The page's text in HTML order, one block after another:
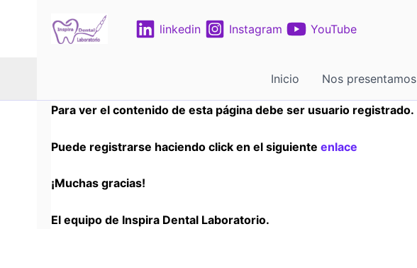
linkedin Instagram YouTube
Inicio Nos presentamos
Para ver el contenido de esta página debe ser usuario registrado.
Puede registrarse haciendo click en el siguiente enlace
¡Muchas gracias!
El equipo de Inspira Dental Laboratorio.